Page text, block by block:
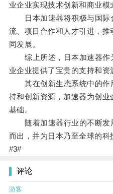
业企业实现技术创新和商业模
日本加速器将积极与国际
流、项目合作和人才引进，
同发展。
综上所述，日本加速器作
业企业提供了宝贵的支持和资
其在创新生态系统中的作
持和创新资源，加速器为创
基础。
随着加速器行业的不断发
而出，并为日本乃至全球的科
#3#
评论
游客